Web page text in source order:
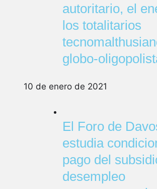
autoritario, el
los totalitarios
globo-
10 de enero de 2021
El Foro de
estudia
pago del
desempleo